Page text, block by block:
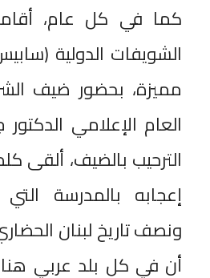
كما في كل عام،
الشويفات الدولية
مميزة، بحضور ضيف
العام الإعلامي
الترحيب بالضيف، ألقى
إعجابه بالمدرسة
ونصف تاريخ لبنان
أن في كل بلد عربي